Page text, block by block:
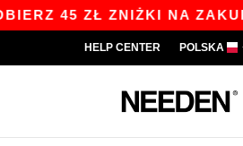
45 ZŁ ZNIŻKI NA ZAKUPY
HELP CENTER POLSKA